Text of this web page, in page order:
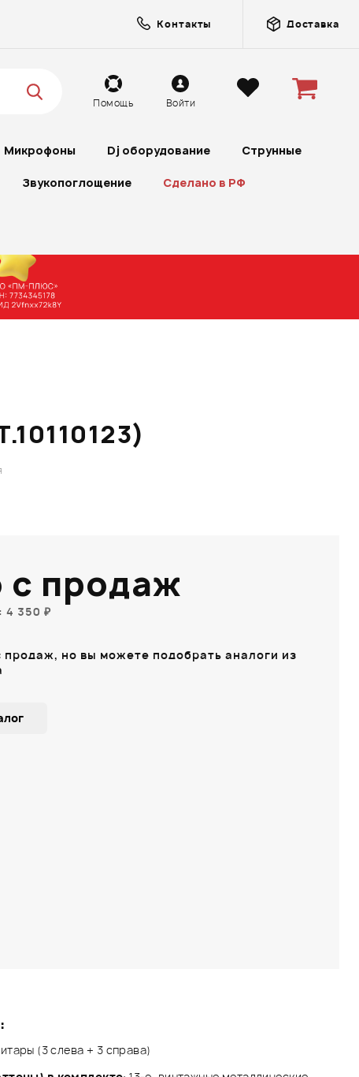
Контакты Доставка
Помощь Войти
Микрофоны Dj оборудование Струнные
Звукопоглощение Сделано в РФ
(3 слева + 3 справа)
с продаж
4 350 ₽
продаж, но вы можете подобрать аналоги из